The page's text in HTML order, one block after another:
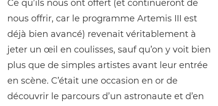
Ce qu’ils nous ont offert (et continueront de
nous offrir, car le programme Artemis III est
déjà bien avancé) revenait véritablement à
jeter un œil en coulisses, sauf qu’on y voit bien
plus que de simples artistes avant leur entrée
en scène. C’était une occasion en or de
découvrir le parcours d’un astronaute et d’en